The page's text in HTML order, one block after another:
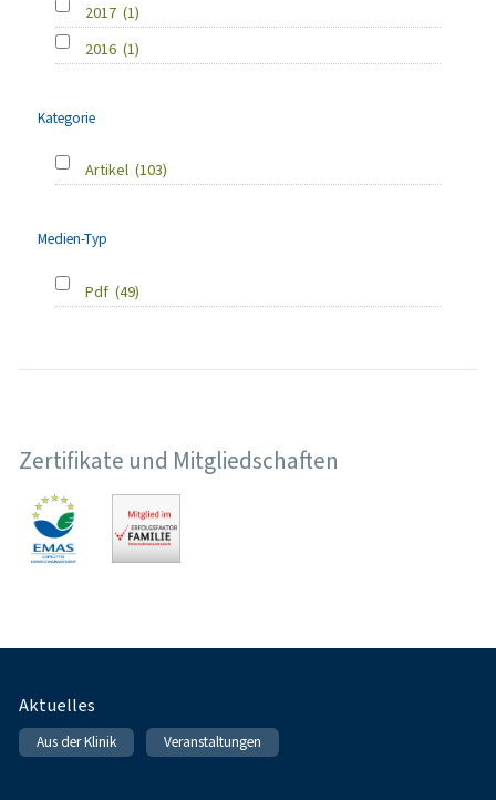
2017 (1)
2016 (1)
Kategorie
Artikel (103)
Medien-Typ
Pdf (49)
Zertifikate und Mitgliedschaften
Fußnavigation
Aktuelles
Aus der Klinik Veranstaltungen